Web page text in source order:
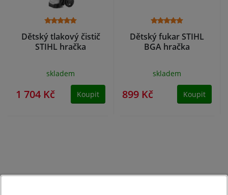
Dětský tlakový čistič
STIHL hračka
skladem
1 704 Kč Koupit
Dětský fukar STIHL
BGA hračka
skladem
899 Kč Koupit